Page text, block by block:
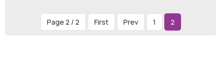
Page 2 / 2 First Prev 1 2